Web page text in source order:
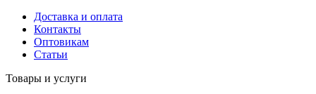
Доставка и оплата
Контакты
Оптовикам
Статьи
Товары и услуги